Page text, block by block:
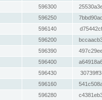
596300
596250
596140
596200
596390
596400
596430
596160
596280